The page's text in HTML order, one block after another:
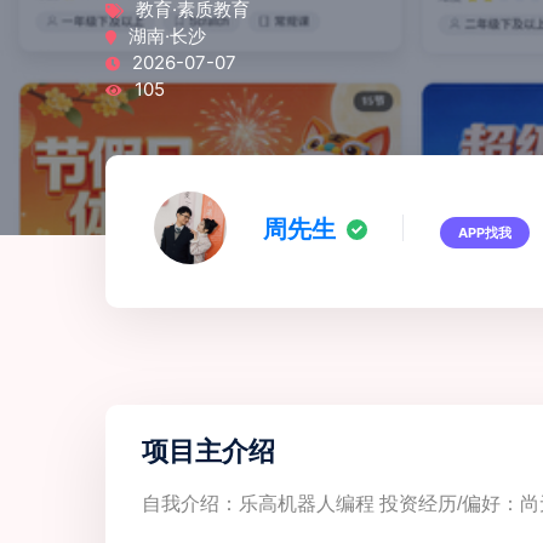
教育·素质教育
湖南·长沙
2026-07-07
105
周先生 APP找我
项目主介绍
自我介绍：乐高机器人编程 投资经历/偏好：尚